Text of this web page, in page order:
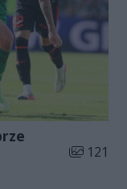
Liczba
121